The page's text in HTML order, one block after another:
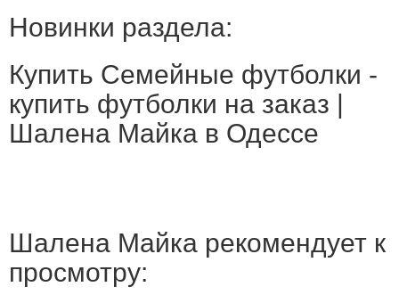
Новинки раздела:
Купить Семейные футболки -
купить футболки на заказ |
Шалена Майка в Одессе
Шалена Майка рекомендует к
просмотру: